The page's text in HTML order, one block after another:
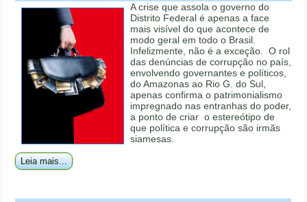
A crise que assola o governo do
Distrito Federal é apenas a face
mais visível do que acontece de
modo geral em todo o Brasil.
Infelizmente, não é a exceção. O rol
das denúncias de corrupção no país,
envolvendo governantes e políticos,
do Amazonas ao Rio G. do Sul,
apenas confirma o patrimonialismo
impregnado nas entranhas do poder,
a ponto de criar o estereótipo de
que política e corrupção são irmãs
siamesas.
Leia mais...